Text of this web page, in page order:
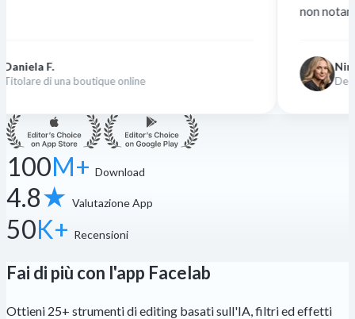
online
non notano la differenza.”
Designer freelance
100M+ Download
4.8★ Valutazione App
50K+ Recensioni
Fai di più con l'app Facelab
Ottieni 25+ strumenti di editing basati sull'IA, filtri ed effetti